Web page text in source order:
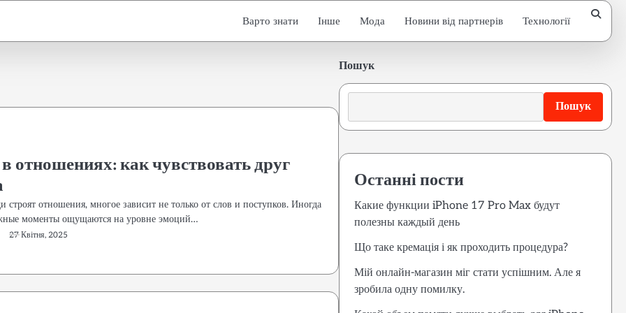
Варто знати Інше Мода Новини від партнерів Технології
отношениях: как чувствовать друг
строят отношения, многое зависит не только от слов и поступков. Иногда
моменты ощущаются на уровне эмоций…
27 Квітня, 2025
Пошук
Пошук
Останні пости
Какие функции iPhone 17 Pro Max будут
полезны каждый день
Що таке кремація і як проходить процедура?
Мій онлайн-магазин міг стати успішним. Але я
зробила одну помилку.